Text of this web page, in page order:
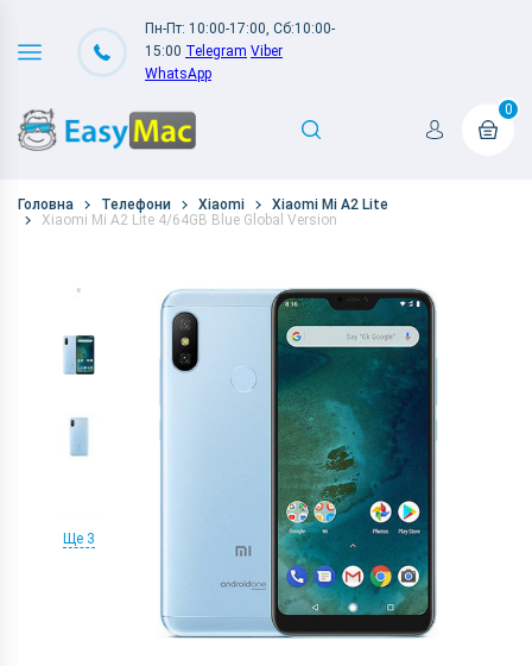
Пн-Пт: 10:00-17:00, Сб:10:00-
15:00 Telegram Viber
WhatsApp
0
Головна Телефони Xiaomi
Xiaomi Mi A2 Lite
Xiaomi Mi A2 Lite 4/64GB Blue Global Version
Ще 3